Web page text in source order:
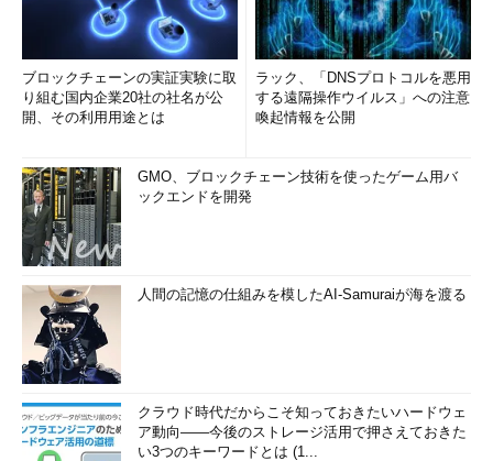
ブロックチェーンの実証実験に取
り組む国内企業20社の社名が公
開、その利用用途とは
ラック、「DNSプロトコルを悪用
する遠隔操作ウイルス」への注意
喚起情報を公開
GMO、ブロックチェーン技術を使ったゲーム用バ
ックエンドを開発
人間の記憶の仕組みを模したAI-Samuraiが海を渡る
クラウド時代だからこそ知っておきたいハードウェ
ア動向――今後のストレージ活用で押さえておきた
い3つのキーワードとは (1...